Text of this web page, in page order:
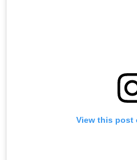
View this post